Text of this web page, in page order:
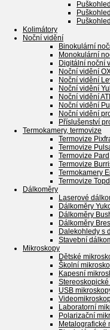
Kolimátory
Noční vidění
Binokulární
Monokulární
Digitální noční
Noční vidění
Noční vidění
Noční vidění
Noční vidění
Noční vidění
Noční vidění
Příslušenství
Termokamery, termovize
Termovize
Termovize
Termovize Pard
Termovize
Termokamery
Termovize
Dálkoměry
Laserové
Dálkoměry
Dálkoměry
Dálkoměry
Dalekohledy s
Stavební
Mikroskopy
Dětské
Školní
Kapesní
USB
Laboratorní
Polarizační
Metalografické